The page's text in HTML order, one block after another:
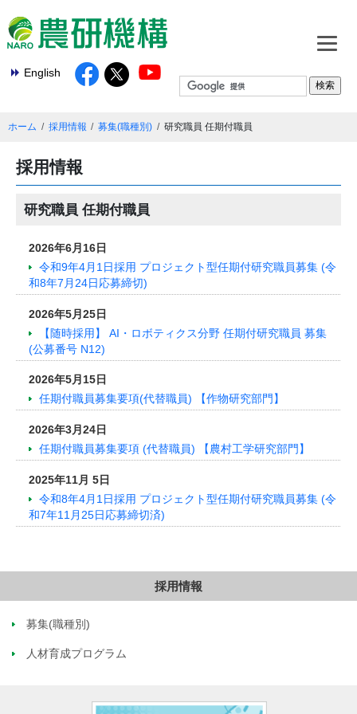
English
ホーム 採用情報 募集(職種別) 研究職員 任期付職員
採用情報
研究職員 任期付職員
2026年6月16日
令和9年4月1日採用 プロジェクト型任期付研究職員募集 (令
和8年7月24日応募締切)
2026年5月25日
【随時採用】 AI・ロボティクス分野 任期付研究職員 募集
(公募番号 N12)
2026年5月15日
任期付職員募集要項(代替職員) 【作物研究部門】
2026年3月24日
任期付職員募集要項 (代替職員) 【農村工学研究部門】
2025年11月 5日
令和8年4月1日採用 プロジェクト型任期付研究職員募集 (令
和7年11月25日応募締切済)
採用情報
募集(職種別)
人材育成プログラム